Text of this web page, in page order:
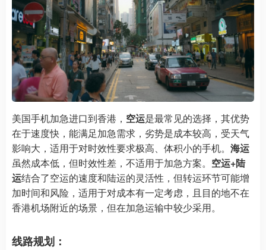
美国手机加急进口到香港， 空运是最常见的选择，其优势
在于速度快，能满足加急需求，劣势是成本较高，受天气
影响大，适用于对时效性要求极高、体积小的手机。 海运
虽然成本低，但时效性差，不适用于加急方案。 空运+陆
运结合了空运的速度和陆运的灵活性，但转运环节可能增
加时间和风险，适用于对成本有一定考虑，且目的地不在
香港机场附近的场景，但在加急运输中较少采用。
线路规划：